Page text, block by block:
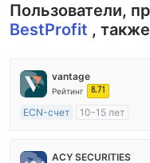
Пользователи,
BestProfit ,
vantage
Рейтинг 8.71
ECN-счет
10-15 лет
Маркет-Мейкинг (MM)
ACY SECURITIES